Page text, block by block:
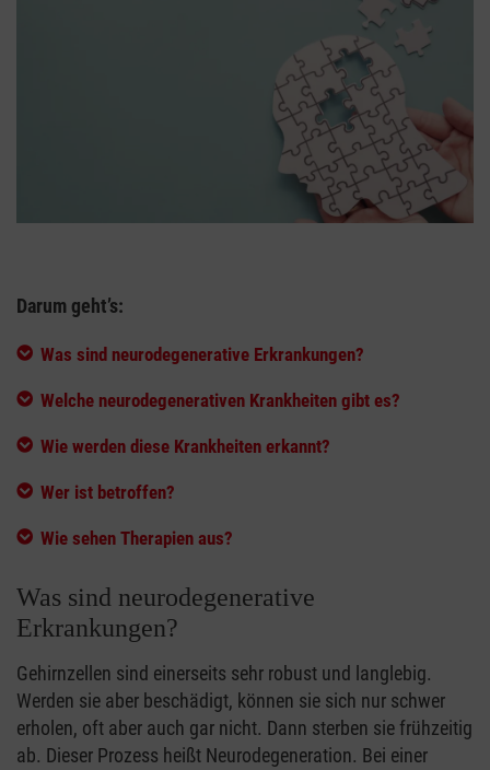
Darum geht’s:
Was sind neurodegenerative Erkrankungen?
Welche neurodegenerativen Krankheiten gibt es?
Wie werden diese Krankheiten erkannt?
Wer ist betroffen?
Wie sehen Therapien aus?
Was sind neurodegenerative
Erkrankungen?
Gehirnzellen sind einerseits sehr robust und langlebig.
Werden sie aber beschädigt, können sie sich nur schwer
erholen, oft aber auch gar nicht. Dann sterben sie frühzeitig
ab. Dieser Prozess heißt Neurodegeneration. Bei einer